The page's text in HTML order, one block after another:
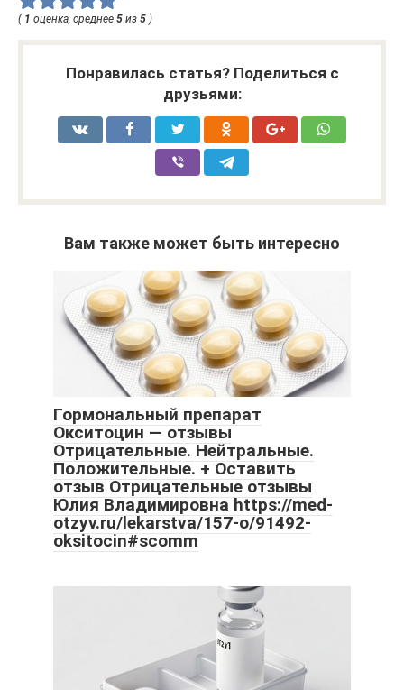
( 1 оценка, среднее 5 из 5 )
Понравилась статья? Поделиться с
друзьями:
Вам также может быть интересно
Гормональный препарат
Окситоцин — отзывы
Отрицательные. Нейтральные.
Положительные. + Оставить
отзыв Отрицательные отзывы
Юлия Владимировна https://med-
otzyv.ru/lekarstva/157-o/91492-
oksitocin#scomm